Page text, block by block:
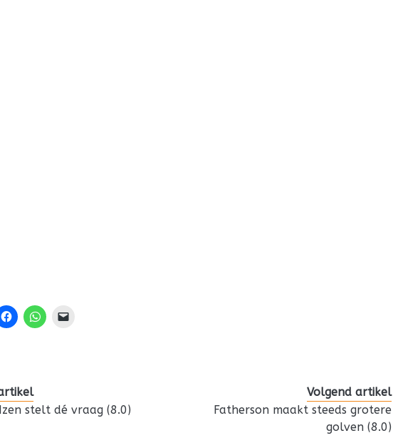
stelt dé vraag (8.0)
Volgend artikel
Fatherson maakt steeds grotere
golven (8.0)